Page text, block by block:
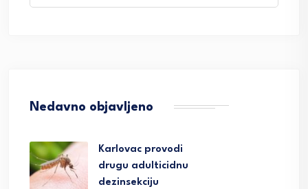
Nedavno objavljeno
Karlovac provodi
drugu adulticidnu
dezinsekciju